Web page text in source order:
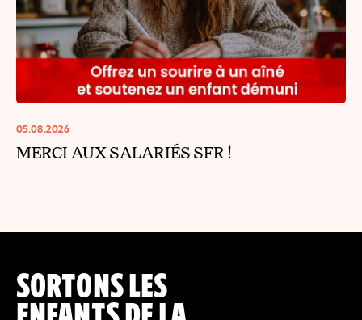
05.08.2026
MERCI AUX SALARIÉS SFR !
SORTONS LES